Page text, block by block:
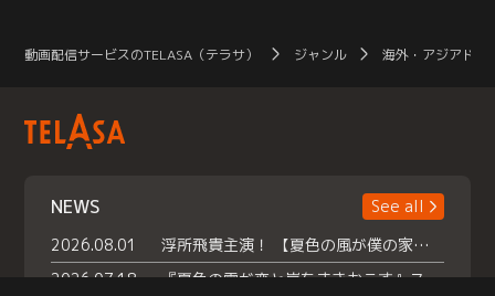
動画配信サービスのTELASA（テラサ） ジャンル 海外・アジアドラ
NEWS
See all
2026.08.01
浮所飛貴主演！ 【夏色の風が僕の家にやってきた】 本日よりテラサで独占配信スタート！
2026.07.18
『夏色の雲が恋と嵐をまきおこす』スペシャルメイキング 【Part1】2026年７月18日（土）23時30分～配信スタート！話題のシーンの裏側を大公開！豪華キャスト大集合！ 『武宮家 真夏の家族会議』開催！